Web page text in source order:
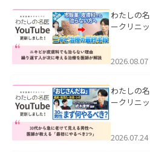
わたしの
ークリニ
ました。
2026.08.07
わたしの
ークリニ
た。
2026.07.24